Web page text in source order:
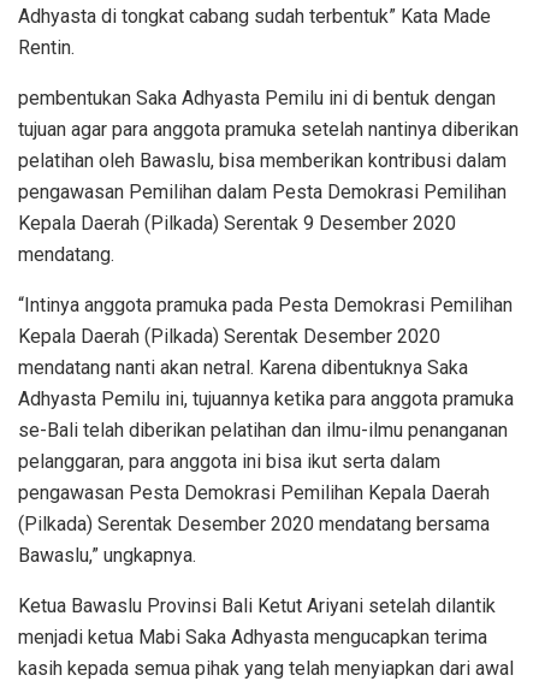
Adhyasta di tongkat cabang sudah terbentuk” Kata Made
Rentin.
pembentukan Saka Adhyasta Pemilu ini di bentuk dengan
tujuan agar para anggota pramuka setelah nantinya diberikan
pelatihan oleh Bawaslu, bisa memberikan kontribusi dalam
pengawasan Pemilihan dalam Pesta Demokrasi Pemilihan
Kepala Daerah (Pilkada) Serentak 9 Desember 2020
mendatang.
“Intinya anggota pramuka pada Pesta Demokrasi Pemilihan
Kepala Daerah (Pilkada) Serentak Desember 2020
mendatang nanti akan netral. Karena dibentuknya Saka
Adhyasta Pemilu ini, tujuannya ketika para anggota pramuka
se-Bali telah diberikan pelatihan dan ilmu-ilmu penanganan
pelanggaran, para anggota ini bisa ikut serta dalam
pengawasan Pesta Demokrasi Pemilihan Kepala Daerah
(Pilkada) Serentak Desember 2020 mendatang bersama
Bawaslu,” ungkapnya.
Ketua Bawaslu Provinsi Bali Ketut Ariyani setelah dilantik
menjadi ketua Mabi Saka Adhyasta mengucapkan terima
kasih kepada semua pihak yang telah menyiapkan dari awal